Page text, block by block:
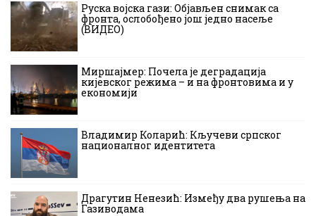
Руска војска гази: Објављен снимак са
фронта, ослобођено још једно насеље
(ВИДЕО)
Миршајмер: Почела је деградација
кијевског режима – и на фронтовима и у
економији
Владимир Коларић: Кључеви српског
националног идентитета
Драгутин Ненезић: Између два рушења на
Газиводама